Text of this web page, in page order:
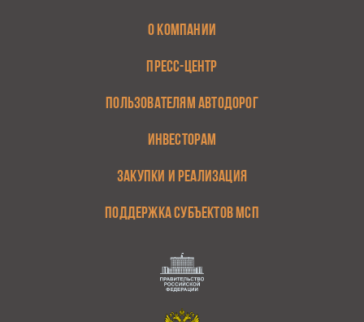
О КОМПАНИИ
ПРЕСС-ЦЕНТР
ПОЛЬЗОВАТЕЛЯМ АВТОДОРОГ
ИНВЕСТОРАМ
ЗАКУПКИ И РЕАЛИЗАЦИЯ
ПОДДЕРЖКА СУБЪЕКТОВ МСП